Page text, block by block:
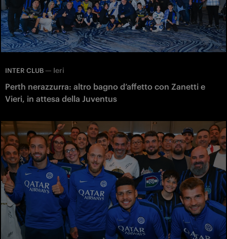
INTER CLUB — Ieri
Perth nerazzurra: altro bagno d’affetto con Zanetti e
Vieri, in attesa della Juventus